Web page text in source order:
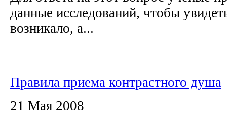
данные исследований, чтобы
возникало, а...
Правила приема контрастного душа
21 Мая 2008